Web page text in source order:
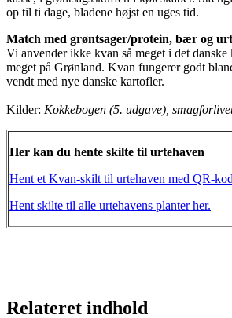
op til ti dage, bladene højst en uges tid.
Match med grøntsager/protein, bær og
Vi anvender ikke kvan så meget i det danske
meget på Grønland. Kvan fungerer godt
vendt med nye danske kartofler.
Kilder: Kokkebogen (5. udgave),
Her kan du hente skilte til urtehaven
Hent et Kvan-skilt til urtehaven med QR-
Hent skilte til alle urtehavens planter her.
Relateret indhold